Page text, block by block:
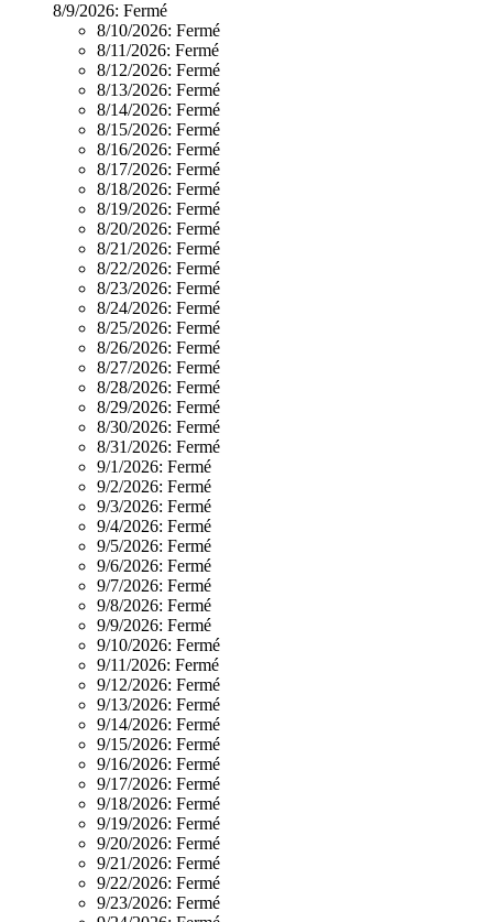
8/9/2026: Fermé
8/10/2026: Fermé
8/11/2026: Fermé
8/12/2026: Fermé
8/13/2026: Fermé
8/14/2026: Fermé
8/15/2026: Fermé
8/16/2026: Fermé
8/17/2026: Fermé
8/18/2026: Fermé
8/19/2026: Fermé
8/20/2026: Fermé
8/21/2026: Fermé
8/22/2026: Fermé
8/23/2026: Fermé
8/24/2026: Fermé
8/25/2026: Fermé
8/26/2026: Fermé
8/27/2026: Fermé
8/28/2026: Fermé
8/29/2026: Fermé
8/30/2026: Fermé
8/31/2026: Fermé
9/1/2026: Fermé
9/2/2026: Fermé
9/3/2026: Fermé
9/4/2026: Fermé
9/5/2026: Fermé
9/6/2026: Fermé
9/7/2026: Fermé
9/8/2026: Fermé
9/9/2026: Fermé
9/10/2026: Fermé
9/11/2026: Fermé
9/12/2026: Fermé
9/13/2026: Fermé
9/14/2026: Fermé
9/15/2026: Fermé
9/16/2026: Fermé
9/17/2026: Fermé
9/18/2026: Fermé
9/19/2026: Fermé
9/20/2026: Fermé
9/21/2026: Fermé
9/22/2026: Fermé
9/23/2026: Fermé